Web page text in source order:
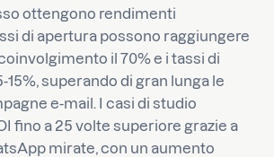
ottengono rendimenti
di apertura possono raggiungere
il 70% e i tassi di
superando di gran lunga le
e-mail. I casi di studio
fino a 25 volte superiore grazie a
mirate, con un aumento